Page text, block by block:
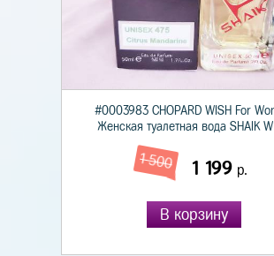
#0003983 CHOPARD WISH For
Женская туалетная вода SHAIK
1 500 1 199 р.
В корзину